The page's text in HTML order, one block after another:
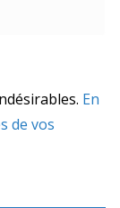
En
de vos